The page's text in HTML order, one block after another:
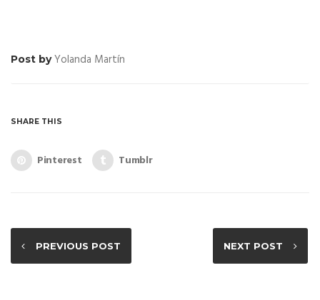
Abrir una franquicia
Asesoria legal para franquiciados
Post byYolanda Martín
SHARE THIS
Pinterest Tumblr
PREVIOUS POST NEXT POST